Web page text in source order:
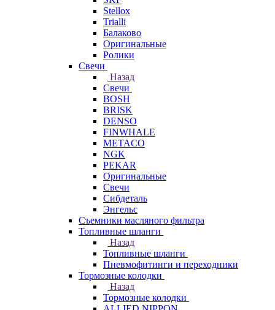
Stellox
Trialli
Балаково
Оригинальные
Ролики
Свечи
Назад
Свечи
BOSH
BRISK
DENSO
FINWHALE
METACO
NGK
PEKAR
Оригинальные
Свечи
Сибдеталь
Энгельс
Съемники масляного фильтра
Топливные шланги
Назад
Топливные шланги
Пневмофитинги и переходники
Тормозные колодки
Назад
Тормозные колодки